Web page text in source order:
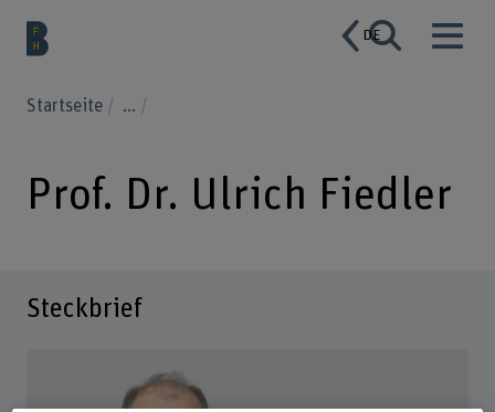
DE
Startseite ...
Prof. Dr. Ulrich Fiedler
Steckbrief